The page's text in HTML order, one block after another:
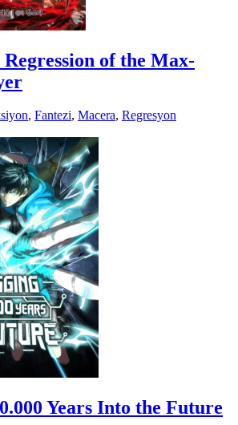
of the Max-
, Fantezi, Macera, Regresyon
Years Into the Future